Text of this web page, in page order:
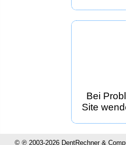
Bei
Site
© ℗ 2003-2026 DentRechner &